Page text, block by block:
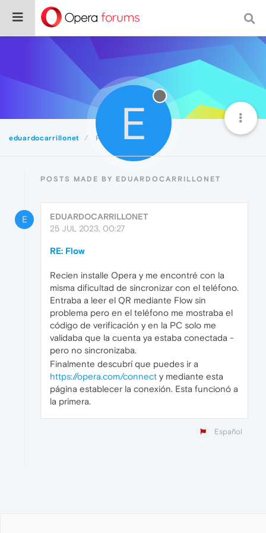
eduardocarrillonet Posts E
POSTS MADE BY EDUARDOCARRILLONET
E
EDUARDOCARRILLONET
25 JUL 2023, 00:27
RE: Flow
Recien installe Opera y me encontré con la
misma dificultad de sincronizar con el teléfono.
Entraba a leer el QR mediante Flow sin
problema pero en el teléfono me mostraba el
código de verificación y en la PC solo me
validaba que la cuenta ya estaba conectada -
pero no sincronizaba.
Finalmente descubrí que puedes ir a
https://opera.com/connect y mediante esta
página establecer la conexión. Esta funcionó a
la primera.
Español